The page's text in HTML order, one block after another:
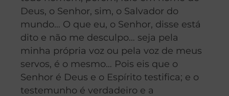
Deus, o Senhor, sim, o Salvador do
mundo… O que eu, o Senhor, disse está
dito e não me desculpo… seja pela
minha própria voz ou pela voz de meus
servos, é o mesmo… Pois eis que o
Senhor é Deus e o Espírito testifica; e o
testemunho é verdadeiro e a